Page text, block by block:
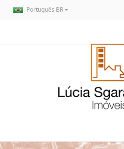
Português BR